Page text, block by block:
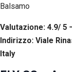
Valutazione: 4.9/ 5
Indirizzo: Viale
Italy